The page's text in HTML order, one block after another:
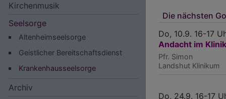
Kirchenmusik
Seelsorge
Altenheimseelsorge
Geistlicher Bereitschaftsdienst
Krankenhausseelsorge
Archiv
Die nächsten
Do, 10.9. 16-17
Andacht im
Pfr. Simon
Landshut Klinikum
Do, 24.9. 16-17